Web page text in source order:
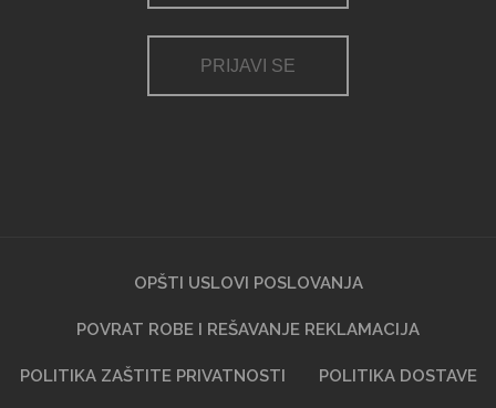
PRIJAVI SE
OPŠTI USLOVI POSLOVANJA
POVRAT ROBE I REŠAVANJE REKLAMACIJA
POLITIKA ZAŠTITE PRIVATNOSTI POLITIKA DOSTAVE